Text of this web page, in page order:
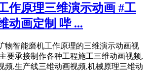
作原理三维演示动画 #工
动画定制 哔 ...
物智能磨机工作原理的三维演示动画视
要承接制作各种工程施工三维动画视频,
频,生产线三维动画视频,机械原理三维动